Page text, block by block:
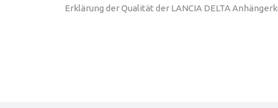
Erklärung der Qualität der LANCIA DELTA